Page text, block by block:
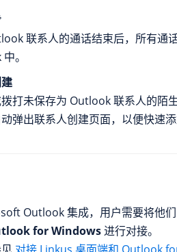
联系人的通话结束后，所有通
。
打未保存为 Outlook 联系人的陌
弹出联系人创建页面，以便快速
Outlook 集成，用户需要将他
for Windows进行对接。
对接 Linkus 桌面端和 Outlook